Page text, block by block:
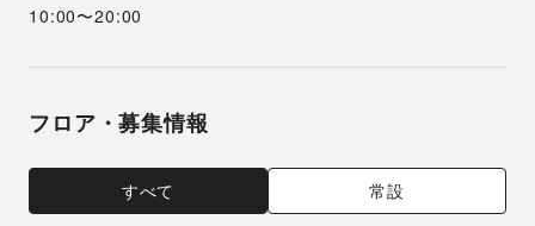
10:00〜20:00
フロア・募集情報
すべて 常設